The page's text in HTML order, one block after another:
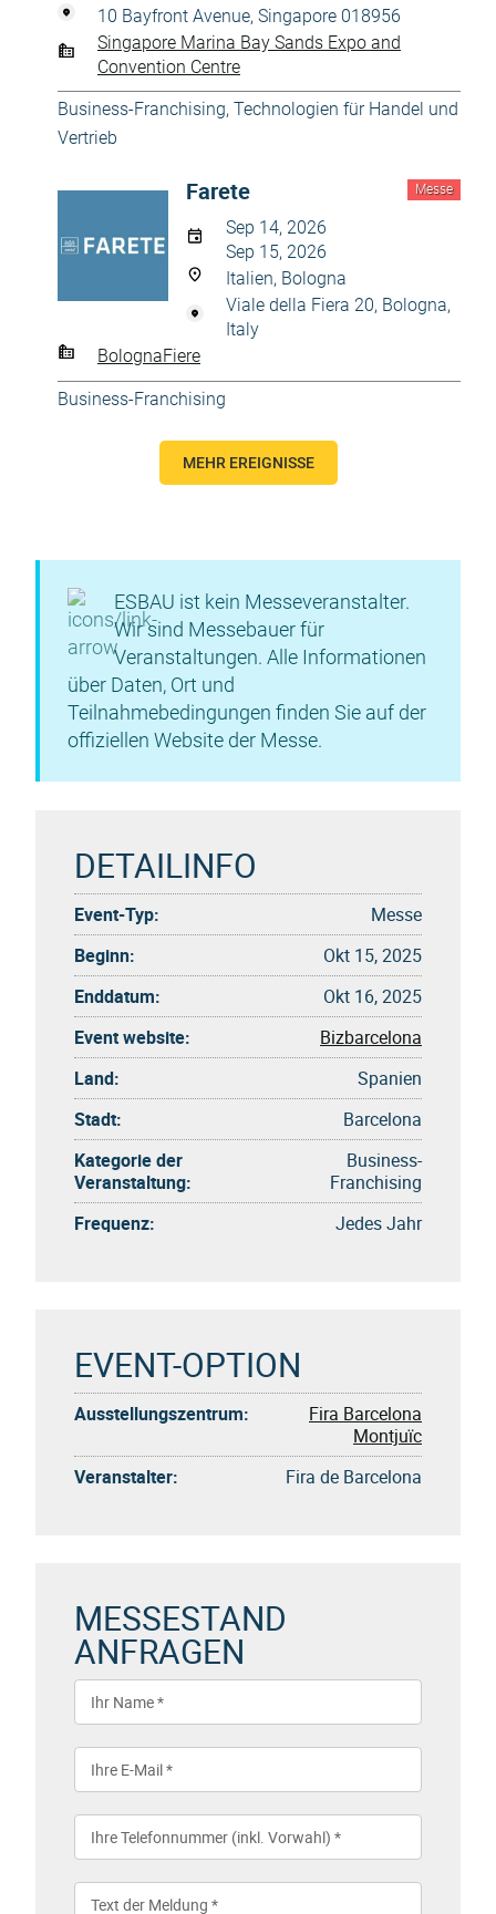
10 Bayfront Avenue, Singapore 018956
Singapore Marina Bay Sands Expo and
Convention Centre
Business-Franchising, Technologien für Handel und
Vertrieb
Messe
Farete
Sep 14, 2026
Sep 15, 2026
Italien, Bologna
Viale della Fiera 20, Bologna,
Italy
BolognaFiere
Business-Franchising
MEHR EREIGNISSE
ESBAU ist kein Messeveranstalter.
Wir sind Messebauer für
Veranstaltungen. Alle Informationen
über Daten, Ort und
Teilnahmebedingungen finden Sie auf der
offiziellen Website der Messe.
DETAILINFO
Event-Typ:
Messe
Beginn:
Okt 15, 2025
Enddatum:
Okt 16, 2025
Event website:
Bizbarcelona
Land:
Spanien
Stadt:
Barcelona
Kategorie der
Veranstaltung:
Business-
Franchising
Frequenz:
Jedes Jahr
EVENT-OPTION
Ausstellungszentrum:
Fira Barcelona
Montjuïc
Veranstalter:
Fira de Barcelona
MESSESTAND
ANFRAGEN